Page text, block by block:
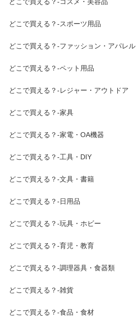
どこで買える？-スポーツ用品
どこで買える？-ファッション・アパレル
どこで買える？-ペット用品
どこで買える？-レジャー・アウトドア
どこで買える？-家具
どこで買える？-家電・OA機器
どこで買える？-工具・DIY
どこで買える？-文具・書籍
どこで買える？-日用品
どこで買える？-玩具・ホビー
どこで買える？-育児・教育
どこで買える？-調理器具・食器類
どこで買える？-雑貨
どこで買える？-食品・食材